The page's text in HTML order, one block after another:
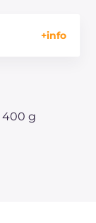
g
400 g